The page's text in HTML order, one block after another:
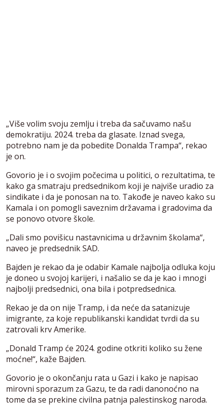
„Više volim svoju zemlju i treba da sačuvamo našu
demokratiju. 2024. treba da glasate. Iznad svega,
potrebno nam je da pobedite Donalda Trampa“, rekao
je on.
Govorio je i o svojim počecima u politici, o rezultatima, te
kako ga smatraju predsednikom koji je najviše uradio za
sindikate i da je ponosan na to. Takođe je naveo kako su
Kamala i on pomogli saveznim državama i gradovima da
se ponovo otvore škole.
„Dali smo povišicu nastavnicima u državnim školama“,
naveo je predsednik SAD.
Bajden je rekao da je odabir Kamale najbolja odluka koju
je doneo u svojoj karijeri, i našalio se da je kao i mnogi
najbolji predsednici, ona bila i potpredsednica.
Rekao je da on nije Tramp, i da neće da satanizuje
imigrante, za koje republikanski kandidat tvrdi da su
zatrovali krv Amerike.
„Donald Tramp će 2024. godine otkriti koliko su žene
moćne!“, kaže Bajden.
Govorio je o okončanju rata u Gazi i kako je napisao
mirovni sporazum za Gazu, te da radi danonoćno na
tome da se prekine civilna patnja palestinskog naroda.